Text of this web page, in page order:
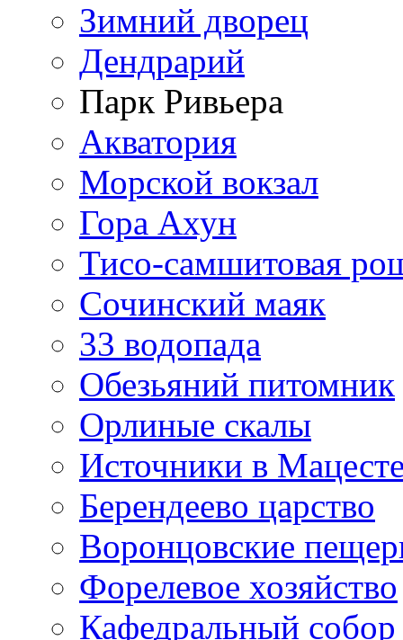
Зимний дворец
Дендрарий
Парк Ривьера
Акватория
Морской вокзал
Гора Ахун
Тисо-самшитовая
Сочинский маяк
33 водопада
Обезьяний питомник
Орлиные скалы
Источники в
Берендеево царство
Воронцовские
Форелевое хозяйство
Кафедральный собор